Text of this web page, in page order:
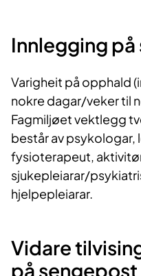
Innlegging
Varigheit på opphald
nokre dagar/veker til
Fagmiljøet vektlegg
består av psykologar,
fysioterapeut,
sjukepleiarar/
hjelpepleiarar.
Vidare
på sengepost